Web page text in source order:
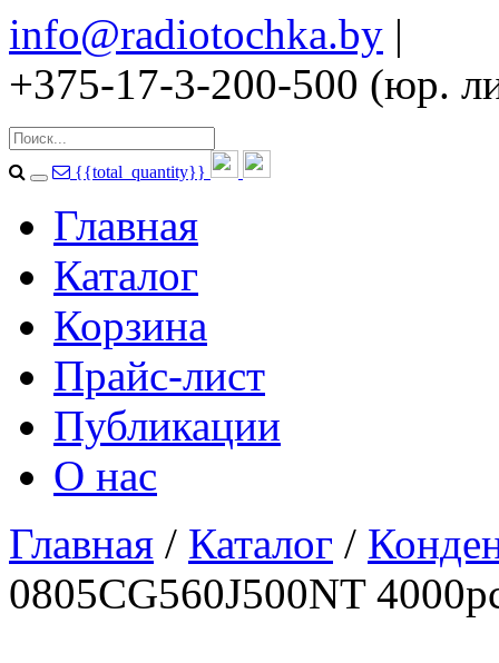
info@radiotochka.by |
+375-17-3-200-500 (юр.
{{total_quantity}}
Главная
Каталог
Корзина
Прайс-лист
Публикации
О нас
Главная / Каталог /
0805CG560J500NT